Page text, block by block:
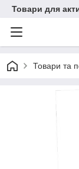
Товари для
Товари та